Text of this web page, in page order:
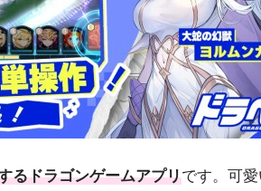
るドラゴンゲームアプリです。可